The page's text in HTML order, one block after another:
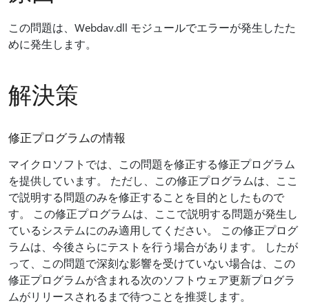
この問題は、Webdav.dll モジュールでエラーが発生したた
めに発生します。
解決策
修正プログラムの情報
マイクロソフトでは、この問題を修正する修正プログラム
を提供しています。 ただし、この修正プログラムは、ここ
で説明する問題のみを修正することを目的としたもので
す。 この修正プログラムは、ここで説明する問題が発生し
ているシステムにのみ適用してください。 この修正プログ
ラムは、今後さらにテストを行う場合があります。 したが
って、この問題で深刻な影響を受けていない場合は、この
修正プログラムが含まれる次のソフトウェア更新プログラ
ムがリリースされるまで待つことを推奨します。